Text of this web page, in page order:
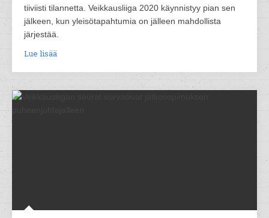
tiiviisti tilannetta. Veikkausliiga 2020 käynnistyy pian sen
jälkeen, kun yleisötapahtumia on jälleen mahdollista
järjestää.
Lue lisää